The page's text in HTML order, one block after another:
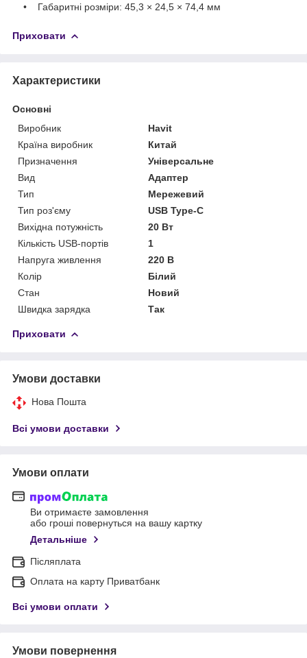
• Габаритні розміри: 45,3 × 24,5 × 74,4 мм
Приховати
Характеристики
Основні
Виробник
Havit
Країна виробник
Китай
Призначення
Універсальне
Вид
Адаптер
Тип
Мережевий
Тип роз'єму
USB Type-C
Вихідна потужність
20 Вт
Кількість USB-портів
1
Напруга живлення
220 В
Колір
Білий
Стан
Новий
Швидка зарядка
Так
Приховати
Умови доставки
Нова Пошта
Всі умови доставки
Умови оплати
Ви отримаєте замовлення
або гроші повернуться на вашу картку
Детальніше
Післяплата
Оплата на карту Приватбанк
Всі умови оплати
Умови повернення